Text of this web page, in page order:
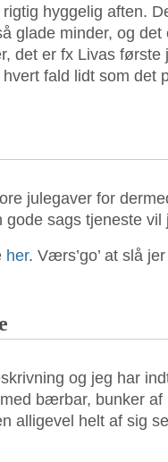
hyggelig aften.
glade minder, og
det er fx Livas
fald lidt som det
julegaver for
sags tjeneste
her. Værs’go’ at slå
og jeg har
bærbar, bunker af
alligevel helt af sig